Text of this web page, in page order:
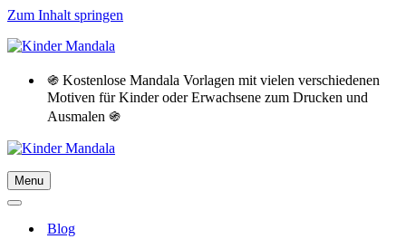
Zum Inhalt springen
֍ Kostenlose Mandala Vorlagen mit vielen verschiedenen
Motiven für Kinder oder Erwachsene zum Drucken und
Ausmalen ֍
Menu
Navigationsmenü
Navigationsmenü
Blog